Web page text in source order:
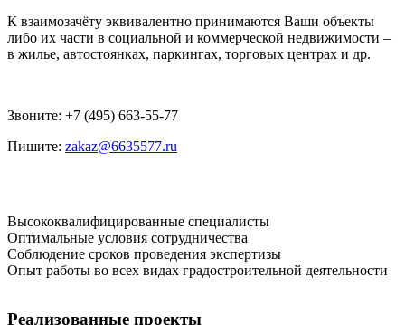
К взаимозачёту эквивалентно принимаются Ваши объекты
либо их части в социальной и коммерческой недвижимости –
в жилье, автостоянках, паркингах, торговых центрах и др.
Звоните: +7 (495) 663-55-77
Пишите: zakaz@6635577.ru
Высококвалифицированные специалисты
Оптимальные условия сотрудничества
Соблюдение сроков проведения экспертизы
Опыт работы во всех видах градостроительной деятельности
Реализованные проекты